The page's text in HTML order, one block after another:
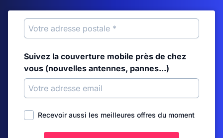
Suivez la couverture mobile près de chez
vous (nouvelles antennes, pannes...)
Recevoir aussi les meilleures offres du moment